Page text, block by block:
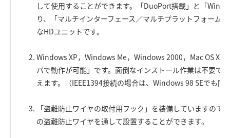
して使用することができます。「DuoPort搭載」と「
り、「マルチインターフェース／マルチプラットフォーム
なHDユニットです。
Windows XP，Windows Me，Windows 2000，Mac OS X
バで動作が可能」です。面倒なインストール作業は不要で
えます。（IEEE1394接続の場合は、Windows 98 SEでも同
「盗難防止ワイヤの取付用フック」を装備していますので
の盗難防止ワイヤを通して設置することができます。